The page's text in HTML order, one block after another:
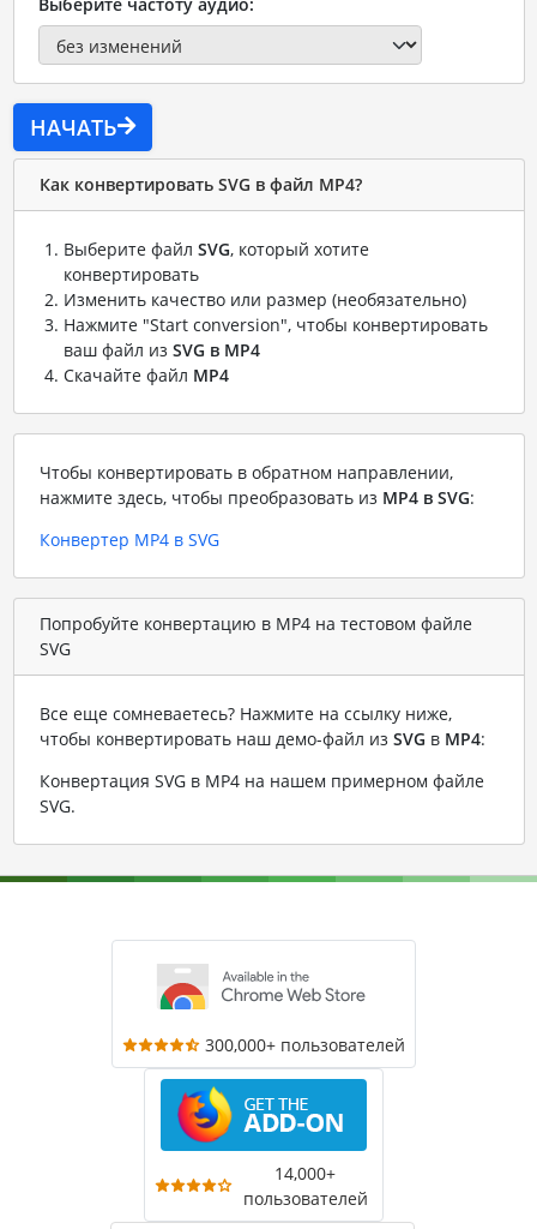
Выберите частоту аудио:
НАЧАТЬ
Как конвертировать SVG в файл MP4?
Выберите файл SVG, который хотите
конвертировать
Изменить качество или размер (необязательно)
Нажмите "Start conversion", чтобы конвертировать
ваш файл из SVG в MP4
Скачайте файл MP4
Чтобы конвертировать в обратном направлении,
нажмите здесь, чтобы преобразовать из MP4 в SVG:
Конвертер MP4 в SVG
Попробуйте конвертацию в MP4 на тестовом файле
SVG
Все еще сомневаетесь? Нажмите на ссылку ниже,
чтобы конвертировать наш демо-файл из SVG в MP4:
Конвертация SVG в MP4 на нашем примерном файле
SVG.
300,000+ пользователей
14,000+
пользователей